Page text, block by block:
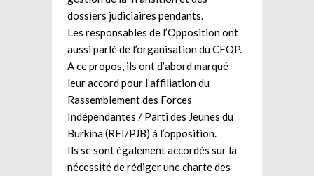
dossiers judiciaires pendants.
Les responsables de l’Opposition ont
aussi parlé de l’organisation du CFOP.
A ce propos, ils ont d’abord marqué
leur accord pour l’affiliation du
Rassemblement des Forces
Indépendantes / Parti des Jeunes du
Burkina (RFI/PJB) à l’opposition.
Ils se sont également accordés sur la
nécessité de rédiger une charte des